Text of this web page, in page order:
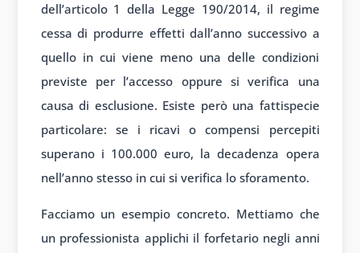
dell’articolo 1 della Legge 190/2014, il regime
cessa di produrre effetti dall’anno successivo a
quello in cui viene meno una delle condizioni
previste per l’accesso oppure si verifica una
causa di esclusione. Esiste però una fattispecie
particolare: se i ricavi o compensi percepiti
superano i 100.000 euro, la decadenza opera
nell’anno stesso in cui si verifica lo sforamento.
Facciamo un esempio concreto. Mettiamo che
un professionista applichi il forfetario negli anni